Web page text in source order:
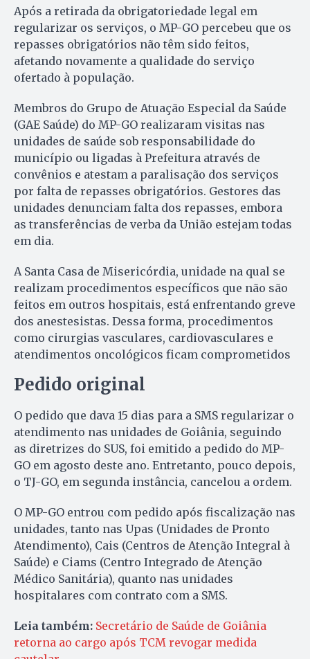
Após a retirada da obrigatoriedade legal em
regularizar os serviços, o MP-GO percebeu que os
repasses obrigatórios não têm sido feitos,
afetando novamente a qualidade do serviço
ofertado à população.
Membros do Grupo de Atuação Especial da Saúde
(GAE Saúde) do MP-GO realizaram visitas nas
unidades de saúde sob responsabilidade do
município ou ligadas à Prefeitura através de
convênios e atestam a paralisação dos serviços
por falta de repasses obrigatórios. Gestores das
unidades denunciam falta dos repasses, embora
as transferências de verba da União estejam todas
em dia.
A Santa Casa de Misericórdia, unidade na qual se
realizam procedimentos específicos que não são
feitos em outros hospitais, está enfrentando greve
dos anestesistas. Dessa forma, procedimentos
como cirurgias vasculares, cardiovasculares e
atendimentos oncológicos ficam comprometidos
Pedido original
O pedido que dava 15 dias para a SMS regularizar o
atendimento nas unidades de Goiânia, seguindo
as diretrizes do SUS, foi emitido a pedido do MP-
GO em agosto deste ano. Entretanto, pouco depois,
o TJ-GO, em segunda instância, cancelou a ordem.
O MP-GO entrou com pedido após fiscalização nas
unidades, tanto nas Upas (Unidades de Pronto
Atendimento), Cais (Centros de Atenção Integral à
Saúde) e Ciams (Centro Integrado de Atenção
Médico Sanitária), quanto nas unidades
hospitalares com contrato com a SMS.
Leia também: Secretário de Saúde de Goiânia
retorna ao cargo após TCM revogar medida